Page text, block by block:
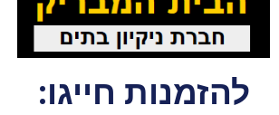
להזמנות חייגו: